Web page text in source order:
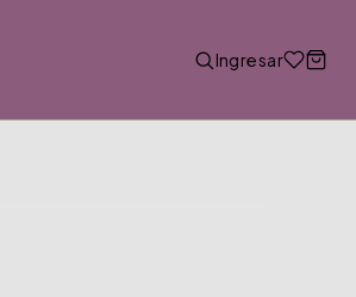
Ingresar